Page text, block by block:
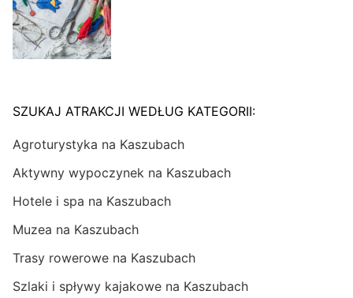
SZUKAJ ATRAKCJI WEDŁUG KATEGORII:
Agroturystyka na Kaszubach
Aktywny wypoczynek na Kaszubach
Hotele i spa na Kaszubach
Muzea na Kaszubach
Trasy rowerowe na Kaszubach
Szlaki i spływy kajakowe na Kaszubach